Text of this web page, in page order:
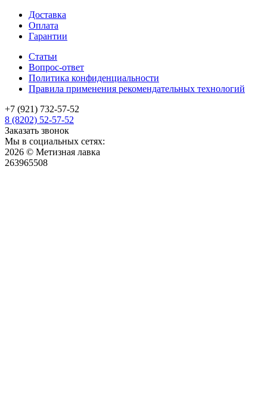
Доставка
Оплата
Гарантии
Статьи
Вопрос-ответ
Политика конфиденциальности
Правила применения рекомендательных технологий
+7 (921) 732-57-52
8 (8202) 52-57-52
Заказать звонок
Мы в социальных сетях:
2026 © Метизная лавка
263965508